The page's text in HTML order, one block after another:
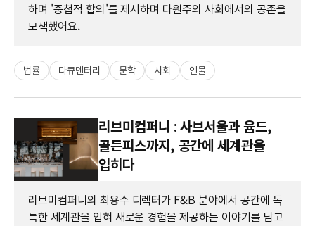
하며 '중첩적 합의'를 제시하며 다원주의 사회에서의 공존을
모색했어요.
법률 다큐멘터리 문학 사회 인물
리브미컴퍼니 : 사브서울과 윰드,
골든피스까지, 공간에 세계관을
입히다
리브미컴퍼니의 최용수 디렉터가 F&B 분야에서 공간에 독
특한 세계관을 입혀 새로운 경험을 제공하는 이야기를 담고